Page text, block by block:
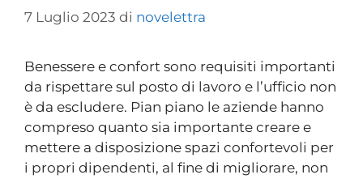
7 Luglio 2023 di novelettra
Benessere e confort sono requisiti importanti
da rispettare sul posto di lavoro e l’ufficio non
è da escludere. Pian piano le aziende hanno
compreso quanto sia importante creare e
mettere a disposizione spazi confortevoli per
i propri dipendenti, al fine di migliorare, non